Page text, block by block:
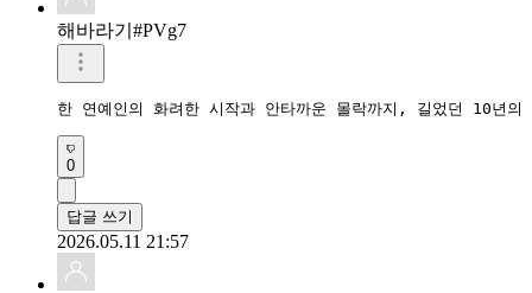
해바라기#PVg7
한 연예인의 화려한 시작과 안타까운 몰락까지, 길었던 10년
0
답글 쓰기
2026.05.11 21:57